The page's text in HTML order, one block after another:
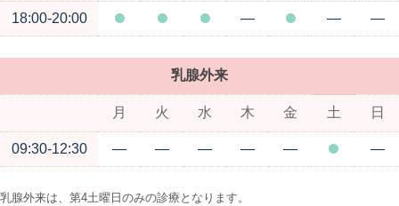
18:00-20:00 ― ― ―
乳腺外来
月 火 水 木 金 土 日
09:30-12:30 ― ― ― ― ― ―
乳腺外来は、第4土曜日のみの診療となります。